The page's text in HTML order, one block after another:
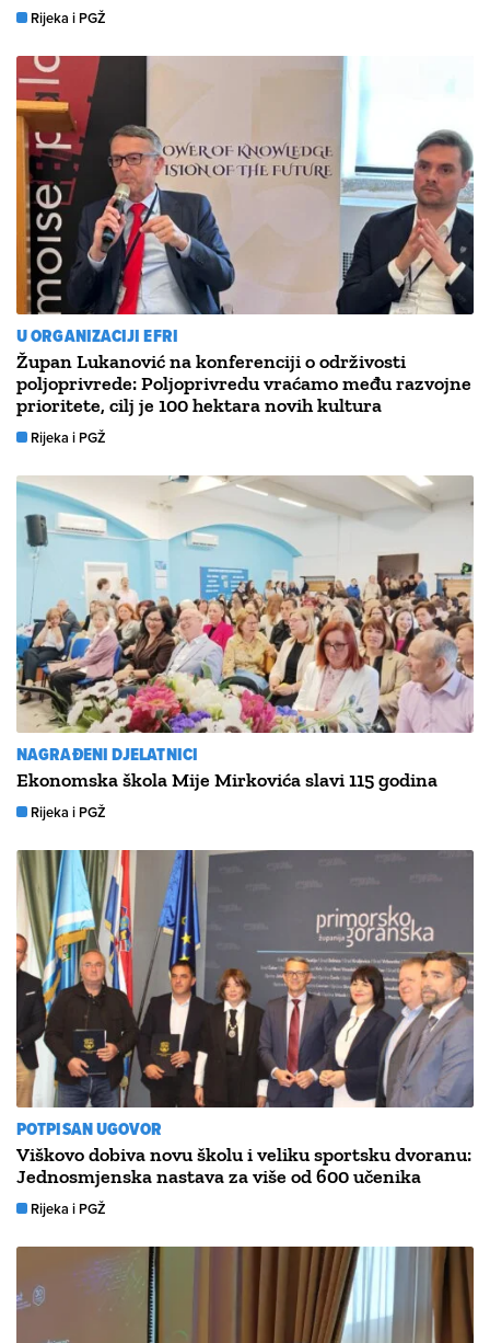
Rijeka i PGŽ
U ORGANIZACIJI EFRI
Župan Lukanović na konferenciji o održivosti
poljoprivrede: Poljoprivredu vraćamo među razvojne
prioritete, cilj je 100 hektara novih kultura
Rijeka i PGŽ
NAGRAĐENI DJELATNICI
Ekonomska škola Mije Mirkovića slavi 115 godina
Rijeka i PGŽ
POTPISAN UGOVOR
Viškovo dobiva novu školu i veliku sportsku dvoranu:
Jednosmjenska nastava za više od 600 učenika
Rijeka i PGŽ